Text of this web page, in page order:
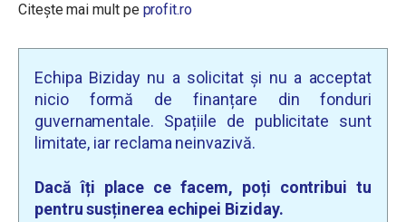
Citește mai mult pe profit.ro
Echipa Biziday nu a solicitat și nu a acceptat
nicio formă de finanțare din fonduri
guvernamentale. Spațiile de publicitate sunt
limitate, iar reclama neinvazivă.
Dacă îți place ce facem, poți contribui tu
pentru susținerea echipei Biziday.